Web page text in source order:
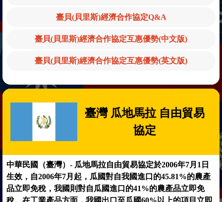
臺貝(貝里斯)經濟合作協定Q&A
臺貝(貝里斯)經濟合作協定互惠優勢(中文版)
臺貝(貝里斯)經濟合作協定互惠優勢(英文版)
臺灣 瓜地馬拉 自由貿易
協定
中華民國（臺灣）- 瓜地馬拉自由貿易協定於2006年7月1日
生效，自2006年7月起，瓜國對自我國進口的45.81%的農產
品立即免稅，我國則對自瓜國進口的41%的農產品立即免
稅。在工業產品方面，我國出口至瓜國60%以上的項目立即